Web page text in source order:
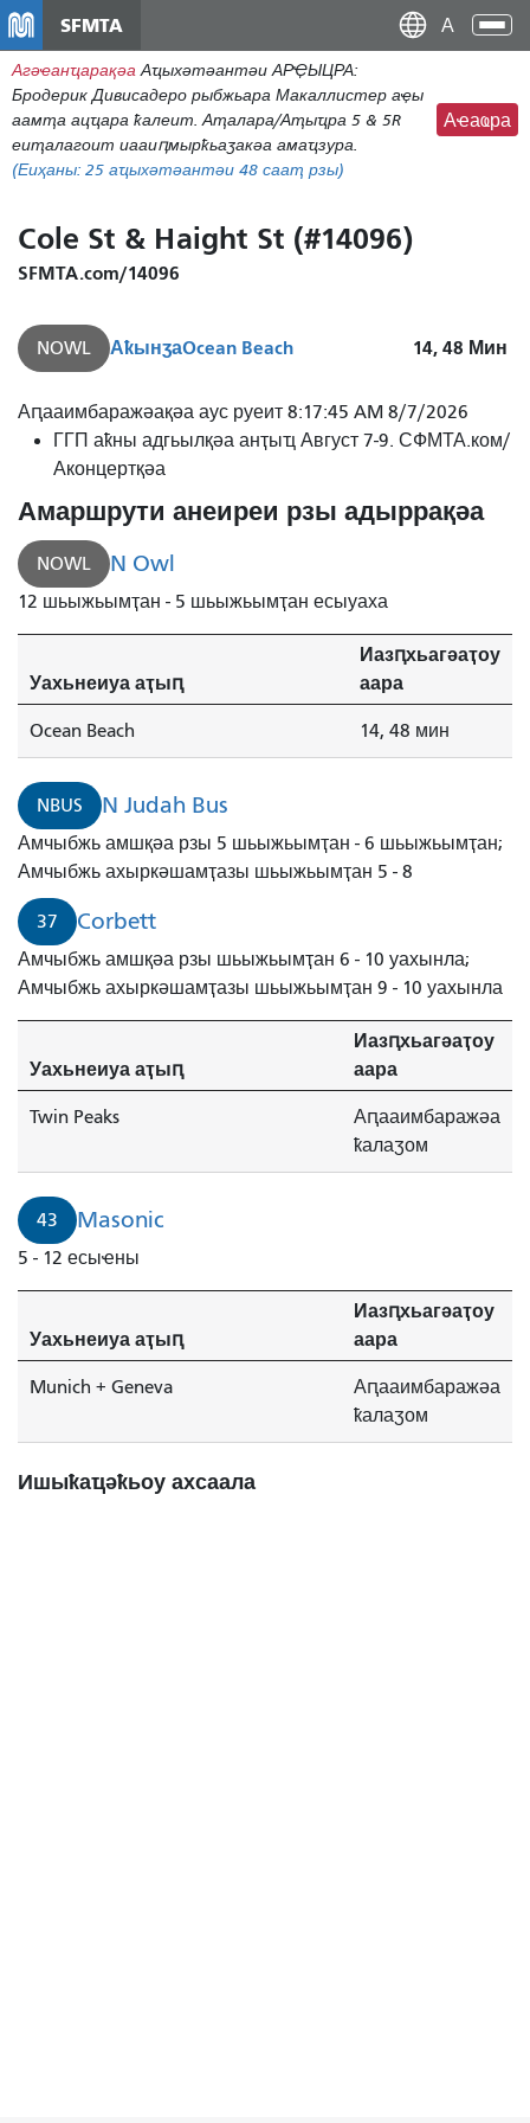
основному
содержаниу
SFMTA
Агәҽанҵарақәа Аҵыхәтәантәи АРҾЫЦРА:
Бродерик Дивисадеро рыбжьара Макаллистер аҿы
аамҭа ацҵара ҟалеит. Аҭалара/Аҭыҵра 5 & 5R
еиҭалагоит иааиԥмырҟьаӡакәа амаҵзура.
(Еиҳаны: 25 аҵыхәтәантәи 48 сааҭ рзы)
Аҽаҩра
Cole St & Haight St (#14096)
SFMTA.com/14096
NOWL АҟынӡаOcean Beach 14, 48 Мин
Аԥааимбаражәақәа аус руеит 8:17:45 AM 8/7/2026
ГГП аҟны адгьылқәа анҭыҵ Август 7-9. СФМТА.ком/
Аконцертқәа
Амаршрути анеиреи рзы адыррақәа
NOWL N Owl
12 шьыжьымҭан - 5 шьыжьымҭан есыуаха
Уахьнеиуа аҭыԥ
Иазԥхьагәаҭоу
аара
Ocean Beach 14, 48 мин
NBUS N Judah Bus
Амчыбжь амшқәа рзы 5 шьыжьымҭан - 6 шьыжьымҭан;
Амчыбжь ахыркәшамҭазы шьыжьымҭан 5 - 8
37 Corbett
Амчыбжь амшқәа рзы шьыжьымҭан 6 - 10 уахынла;
Амчыбжь ахыркәшамҭазы шьыжьымҭан 9 - 10 уахынла
Уахьнеиуа аҭыԥ
Иазԥхьагәаҭоу
аара
Twin Peaks
Аԥааимбаражәа
ҟалаӡом
43 Masonic
5 - 12 есыҽны
Уахьнеиуа аҭыԥ
Иазԥхьагәаҭоу
аара
Munich + Geneva
Аԥааимбаражәа
ҟалаӡом
Ишыҟаҵәҟьоу ахсаала